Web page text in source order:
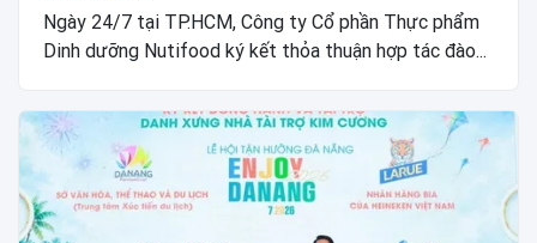
Ngày 24/7 tại TP.HCM, Công ty Cổ phần Thực phẩm
Dinh dưỡng Nutifood ký kết thỏa thuận hợp tác đào...